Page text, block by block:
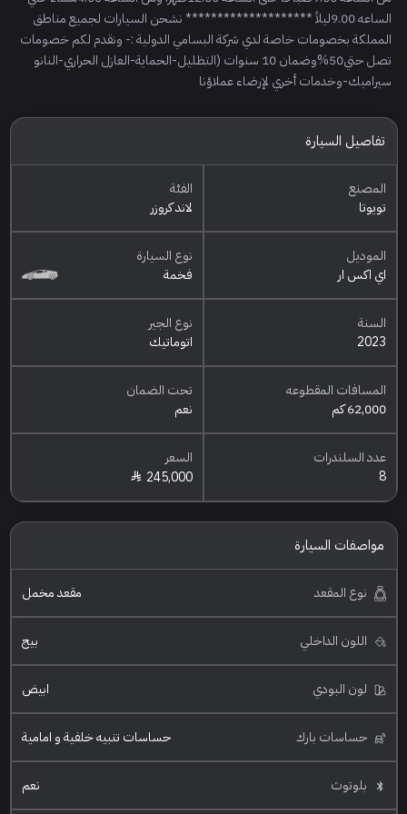
الساعه 9.00ليلاً ******************** نشحن السيارات لجميع مناطق
المملكة بخصومات خاصة لدي شركة البسامي الدولية :- ونقدم لكم خصومات
تصل حتي50%وضمان 10 سنوات (التظليل-الحماية-العازل الحراري-النانو
سيراميك-وخدمات أخري لإرضاء عملاؤنا
تفاصيل السيارة
المصنع
تويوتا
الفئة
لاند كروزر
الموديل
اي اكس ار
نوع السيارة
فخمة
السنة
2023
نوع الجير
اتوماتيك
المسافات المقطوعه
62,000 كم
تحت الضمان
نعم
عدد السلندرات
8
السعر
245,000
مواصفات السيارة
نوع المقعد مقعد مخمل
اللون الداخلي بيج
لون البودي ابيض
حساسات بارك حساسات تنبيه خلفية و امامية
بلوتوث نعم